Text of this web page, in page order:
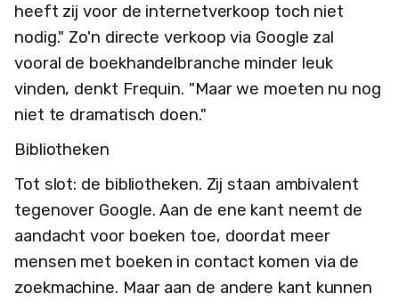
heeft zij voor de internetverkoop toch niet
nodig." Zo'n directe verkoop via Google zal
vooral de boekhandelbranche minder leuk
vinden, denkt Frequin. "Maar we moeten nu nog
niet te dramatisch doen."
Bibliotheken
Tot slot: de bibliotheken. Zij staan ambivalent
tegenover Google. Aan de ene kant neemt de
aandacht voor boeken toe, doordat meer
mensen met boeken in contact komen via de
zoekmachine. Maar aan de andere kant kunnen